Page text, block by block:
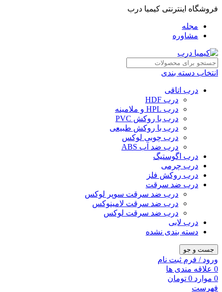
فروشگاه اینترنتی کیمیا درب
مجله
مشاوره
انتخاب دسته بندی
درب اتاقی
درب HDF
درب HPL و ملامینه
درب با روکش PVC
درب با روکش طبیعی
درب چوبی لوکس
درب ضد آب ABS
درب اگوستیگ
درب چرمی
درب روکش فلز
درب ضد سرقت
درب ضد سرقت سوپر لوکس
درب ضد سرقت لامینوکس
درب ضد سرقت لوکس
درب لابی
دسته بندی نشده
جست و جو
ورود / فرم ثبت نام
0 علاقه مندی ها
0 موارد 0 تومان
فهرست